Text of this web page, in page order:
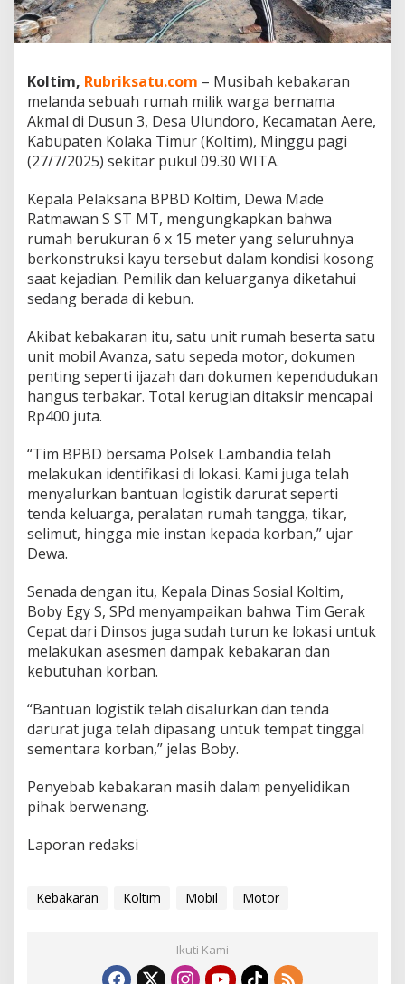
d
e
s
e
r
b
a
k
a
M
o
b
i
l
d
a
D
o
k
u
m
P
e
n
t
i
n
u
t
H
a
n
g
s
Koltim, Rubriksatu.com – Musibah kebakaran
melanda sebuah rumah milik warga bernama
Akmal di Dusun 3, Desa Ulundoro, Kecamatan Aere,
Kabupaten Kolaka Timur (Koltim), Minggu pagi
(27/7/2025) sekitar pukul 09.30 WITA.
Kepala Pelaksana BPBD Koltim, Dewa Made
Ratmawan S ST MT, mengungkapkan bahwa
rumah berukuran 6 x 15 meter yang seluruhnya
berkonstruksi kayu tersebut dalam kondisi kosong
saat kejadian. Pemilik dan keluarganya diketahui
sedang berada di kebun.
Akibat kebakaran itu, satu unit rumah beserta satu
unit mobil Avanza, satu sepeda motor, dokumen
penting seperti ijazah dan dokumen kependudukan
hangus terbakar. Total kerugian ditaksir mencapai
Rp400 juta.
“Tim BPBD bersama Polsek Lambandia telah
melakukan identifikasi di lokasi. Kami juga telah
menyalurkan bantuan logistik darurat seperti
tenda keluarga, peralatan rumah tangga, tikar,
selimut, hingga mie instan kepada korban,” ujar
Dewa.
Senada dengan itu, Kepala Dinas Sosial Koltim,
Boby Egy S, SPd menyampaikan bahwa Tim Gerak
Cepat dari Dinsos juga sudah turun ke lokasi untuk
melakukan asesmen dampak kebakaran dan
kebutuhan korban.
“Bantuan logistik telah disalurkan dan tenda
darurat juga telah dipasang untuk tempat tinggal
sementara korban,” jelas Boby.
Penyebab kebakaran masih dalam penyelidikan
pihak berwenang.
Laporan redaksi
Kebakaran Koltim Mobil Motor
Ikuti Kami